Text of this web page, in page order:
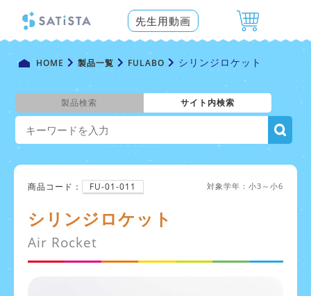
先生用動画
HOME 製品一覧 FULABO シリンジロケット
製品検索 サイト内検索
商品コード： FU-01-011 対象学年：小3～小6
シリンジロケット
Air Rocket